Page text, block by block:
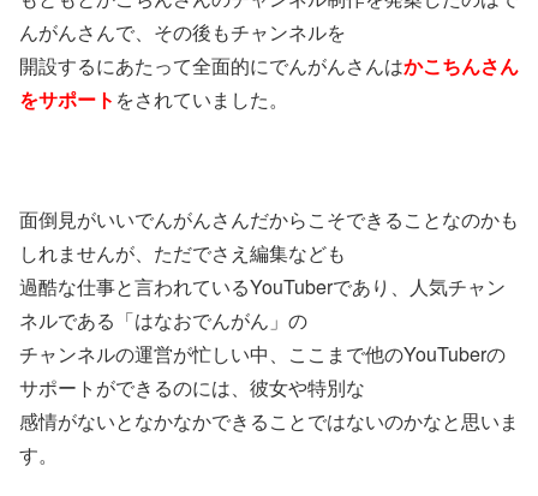
んがんさんで、その後もチャンネルを
開設するにあたって全面的にでんがんさんはかこちんさん
をサポート をされていました。
面倒見がいいでんがんさんだからこそできることなのかも
しれませんが、ただでさえ編集なども
過酷な仕事と言われているYouTuberであり、人気チャン
ネルである「はなおでんがん」の
チャンネルの運営が忙しい中、ここまで他のYouTuberの
サポートができるのには、彼女や特別な
感情がないとなかなかできることではないのかなと思いま
す。